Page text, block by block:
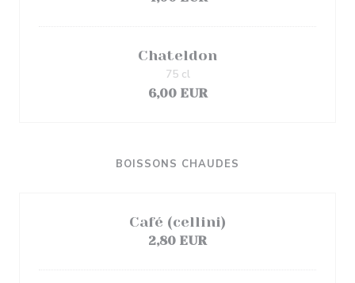
Chateldon
6,00 EUR
75 cl
BOISSONS CHAUDES
Café (cellini)
2,80 EUR